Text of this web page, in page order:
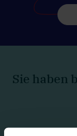
Sie haben